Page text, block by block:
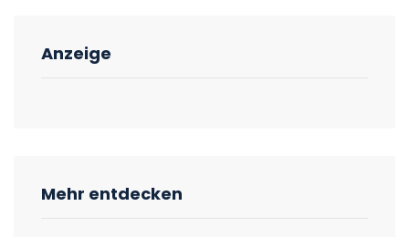
Anzeige
Mehr entdecken